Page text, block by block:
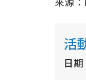
活
日期